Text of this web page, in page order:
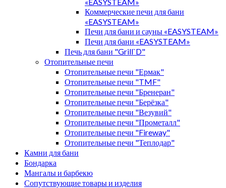
Коммерческие печи для бани
«EASYSTEAM»
Печи для бани и сауны «EASYSTEAM»
Печи для бани «EASYSTEAM»
Печь для бани "Grill`D"
Отопительные печи
Отопительные печи "Ермак"
Отопительные печи "TMF"
Отопительные печи "Бренеран"
Отопительные печи "Берёзка"
Отопительные печи "Везувий"
Отопительные печи "Прометалл"
Отопительные печи "Fireway"
Отопительные печи "Теплодар"
Камни для бани
Бондарка
Мангалы и барбекю
Сопутствующие товары и изделия